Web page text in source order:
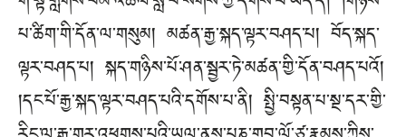
པ་ཚིག་གི་དོན་ལ་གསུམ། མཚན་རྒྱ་སྐད་ལྟར་བཤད་པ། བོད་སྐད་
ལྟར་བཤད་པ། སྐད་གཉིས་པོ་ཤན་སྦྱར་ཏེ་མཚན་གྱི་དོན་བཤད་པའོ།
།དང་པོ་རྒྱ་སྐད་ལྟར་བཤད་པའི་དགོས་པ་ནི། སྤྱི་བསྟན་པ་སྔ་དར་གྱི་